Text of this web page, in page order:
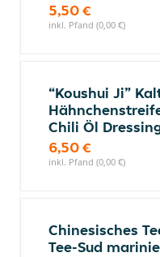
5,50 €
inkl. Pfand (0,00 €)
“Koushui Ji”
Chili Öl
6,50 €
inkl. Pfand (0,00 €)
Chinesisches
Tee-Sud